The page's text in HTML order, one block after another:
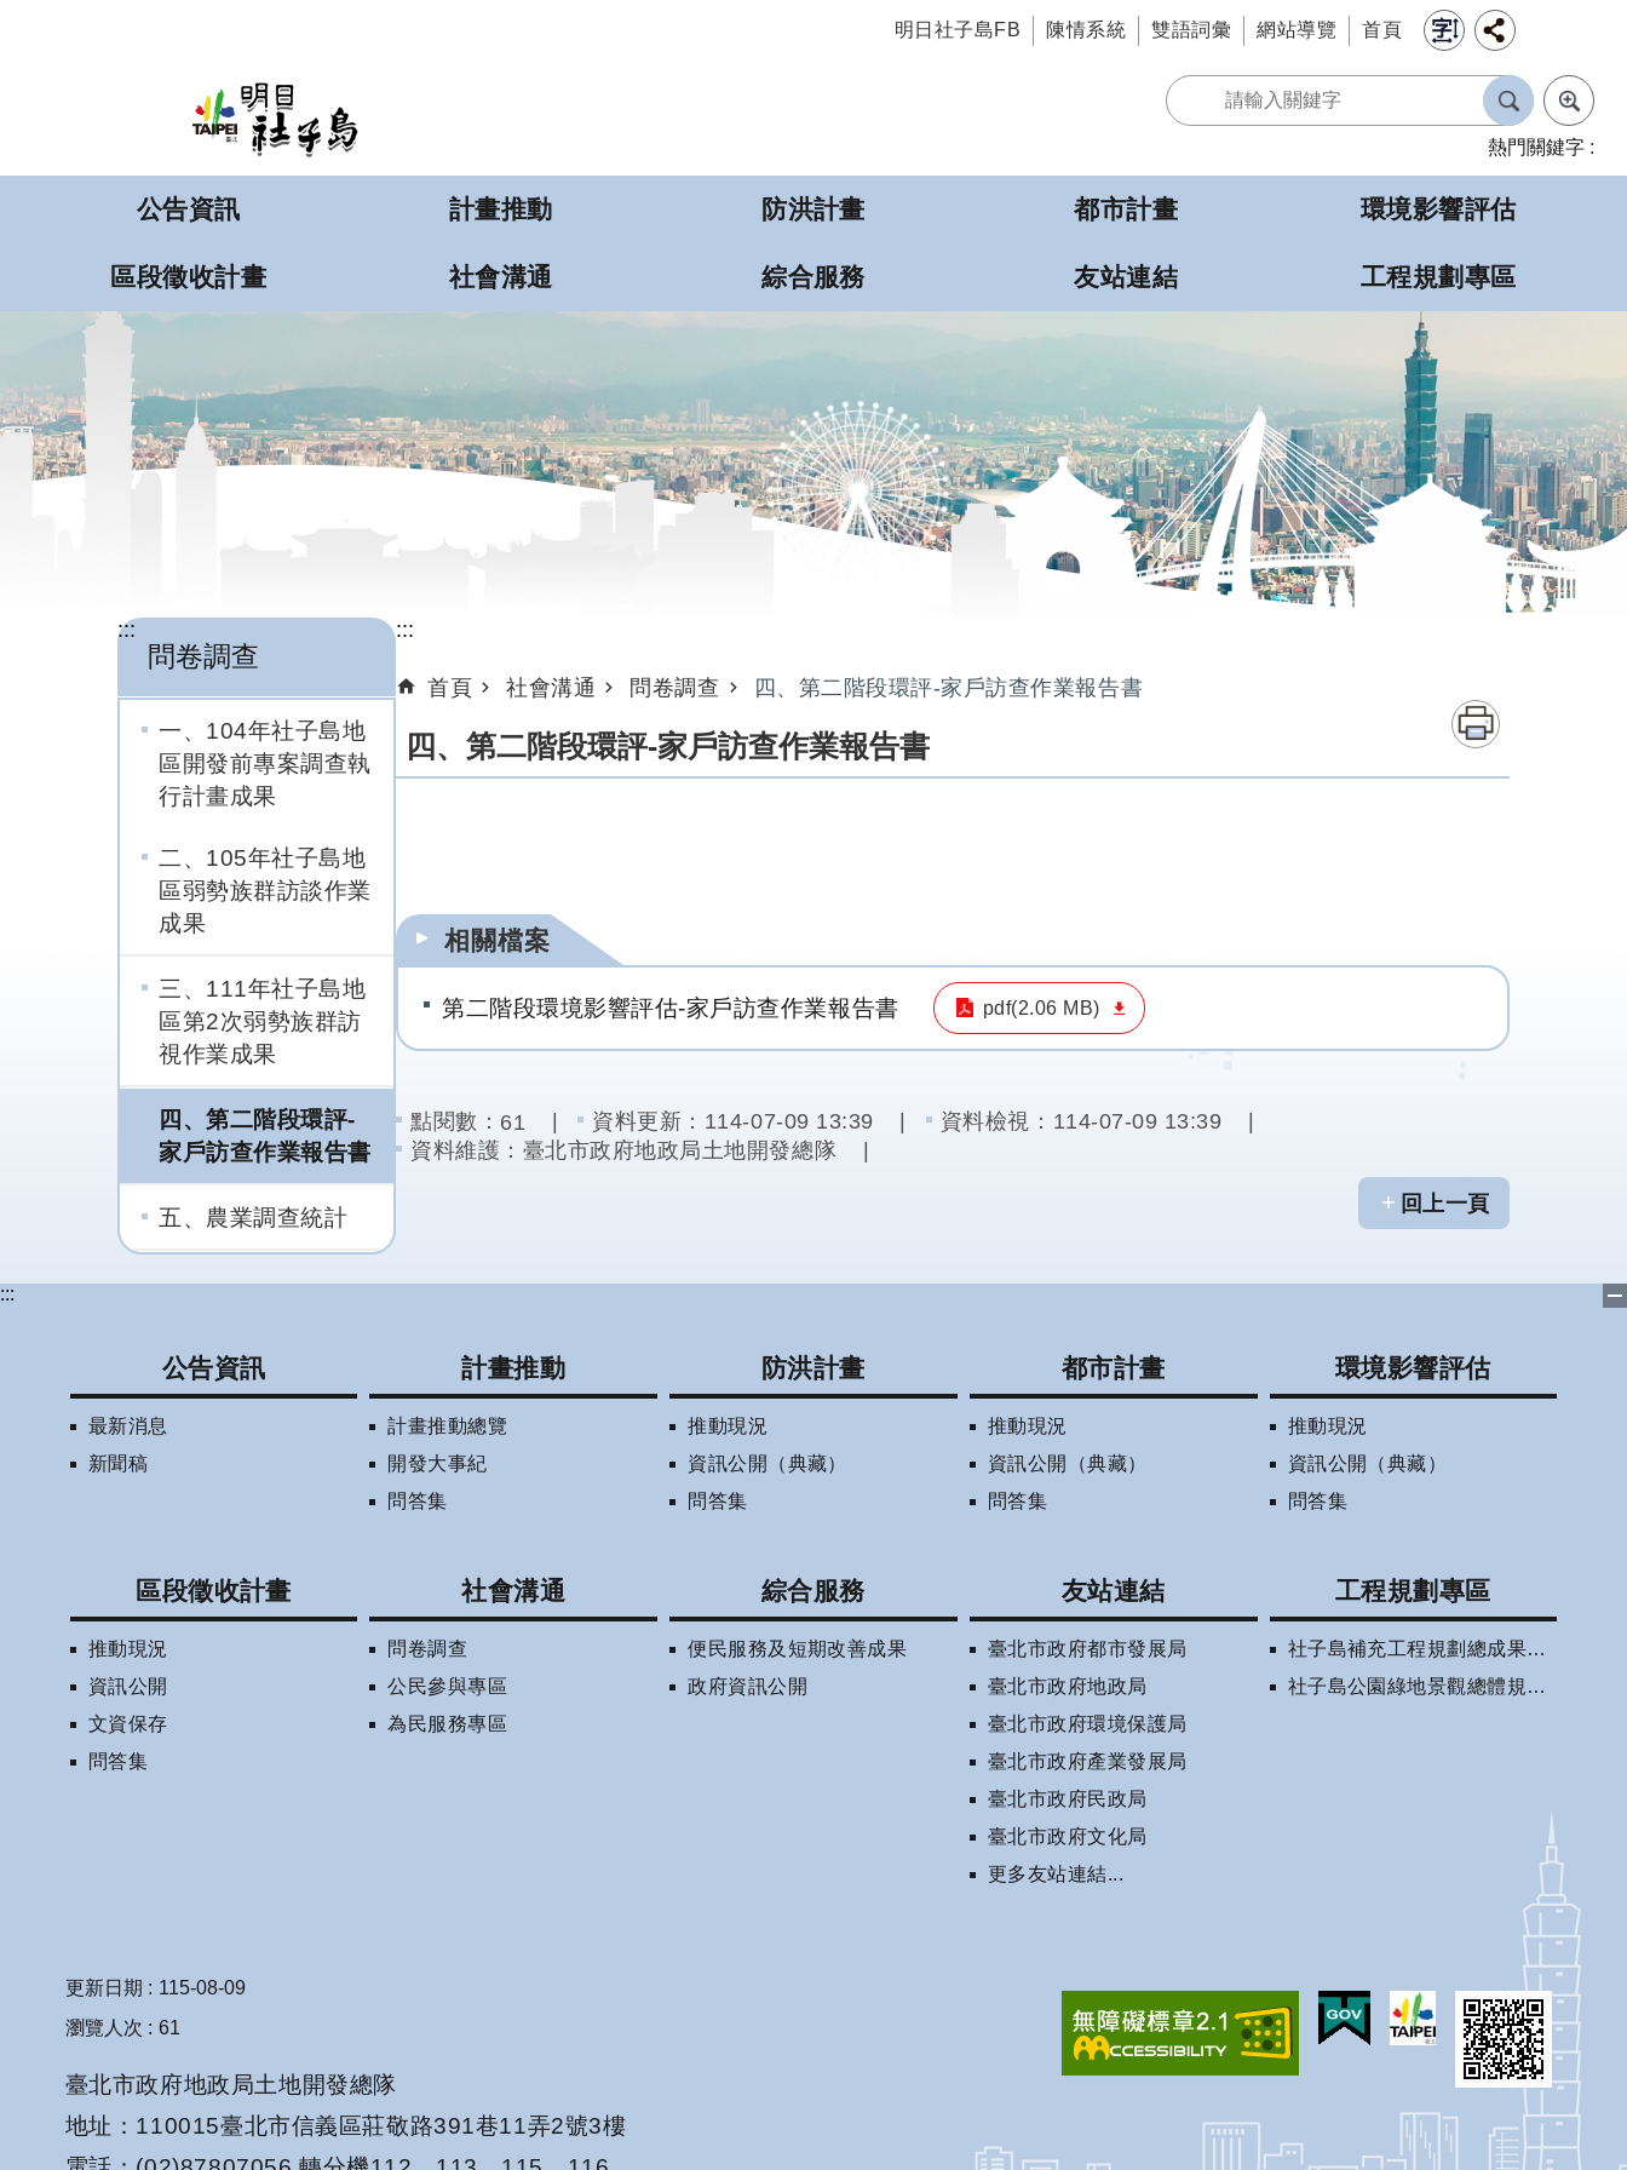
明日社子島FB
陳情系統 雙語詞彙 網站導覽 首頁
熱門關鍵字
公告資訊 計畫推動 防洪計畫 都市計畫 環境影響評估
區段徵收計畫 社會溝通 綜合服務 友站連結 工程規劃專區
:::
問卷調查
一、104年社子島地
區開發前專案調查執
行計畫成果
二、105年社子島地
區弱勢族群訪談作業
成果
三、111年社子島地
區第2次弱勢族群訪
視作業成果
四、第二階段環評-
家戶訪查作業報告書
五、農業調查統計
:::
首頁 社會溝通 問卷調查 四、第二階段環評-家戶訪查作業報告書
四、第二階段環評-家戶訪查作業報告書
相關檔案
第二階段環境影響評估-家戶訪查作業報告書 pdf(2.06 MB)
點閱數： 61 資料更新： 114-07-09 13:39 資料檢視： 114-07-09 13:39
資料維護： 臺北市政府地政局土地開發總隊
回上一頁
:::
公告資訊
最新消息
新聞稿
計畫推動
計畫推動總覽
開發大事紀
問答集
防洪計畫
推動現況
資訊公開（典藏）
問答集
都市計畫
推動現況
資訊公開（典藏）
問答集
環境影響評估
推動現況
資訊公開（典藏）
問答集
區段徵收計畫
推動現況
資訊公開
文資保存
問答集
社會溝通
問卷調查
公民參與專區
為民服務專區
綜合服務
便民服務及短期改善成果
政府資訊公開
友站連結
臺北市政府都市發展局
臺北市政府地政局
臺北市政府環境保護局
臺北市政府產業發展局
臺北市政府民政局
臺北市政府文化局
更多友站連結...
工程規劃專區
社子島補充工程規劃總成果報告書(審定版)
社子島公園綠地景觀總體規劃相關資訊
更新日期
115-08-09
瀏覽人次
61
臺北市政府地政局土地開發總隊
地址：110015臺北市信義區莊敬路391巷11弄2號3樓